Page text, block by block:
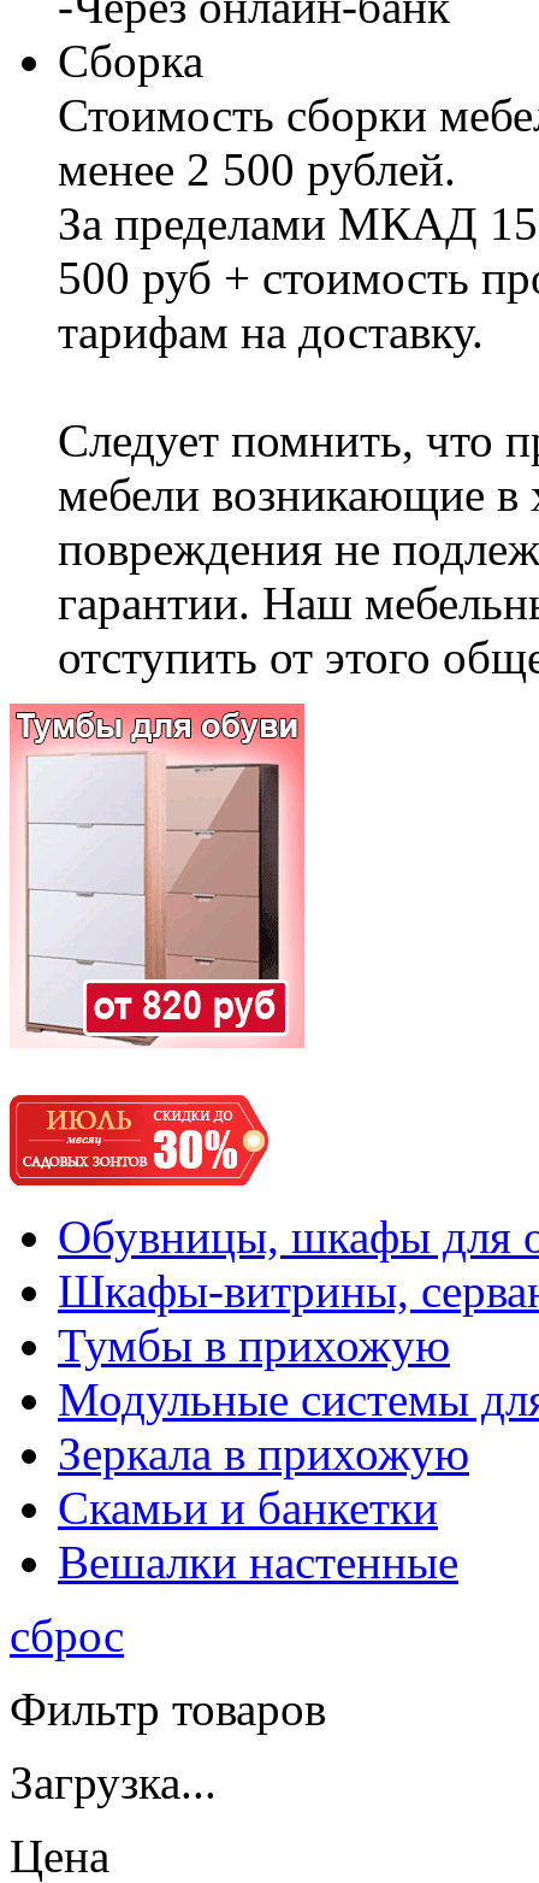
Сборка
Стоимость сборки
менее 2 500 рублей.
За пределами МКАД
500 руб + стоимость
тарифам на доставку.
Следует помнить, что
мебели возникающие в
повреждения не
гарантии. Наш
отступить от этого
Обувницы, шкафы для
Шкафы-витрины,
Тумбы в прихожую
Модульные системы
Зеркала в прихожую
Скамьи и банкетки
Вешалки настенные
сброс
Фильтр товаров
Загрузка...
Цена